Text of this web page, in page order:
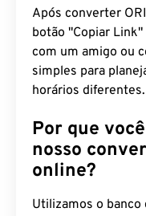
Após converter
botão "Copiar
com um amigo ou
simples para
horários diferentes.
Por que
nosso
online?
Utilizamos o banco